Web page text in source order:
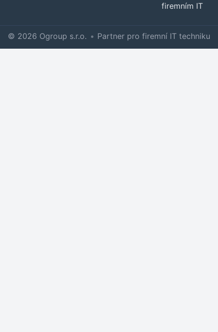
firemním IT
© 2026 Ogroup s.r.o. • Partner pro firemní IT techniku